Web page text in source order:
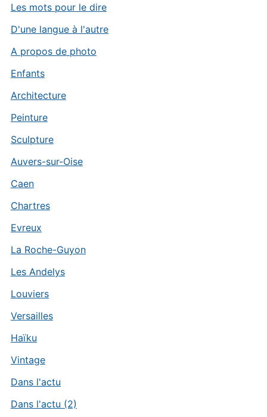
Les mots pour le dire
D'une langue à l'autre
A propos de photo
Enfants
Architecture
Peinture
Sculpture
Auvers-sur-Oise
Caen
Chartres
Evreux
La Roche-Guyon
Les Andelys
Louviers
Versailles
Haïku
Vintage
Dans l'actu
Dans l'actu (2)